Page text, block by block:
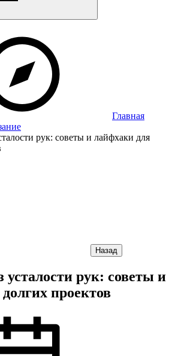
Главная
рук: советы и лайфхаки для
Назад
усталости рук: советы и
проектов